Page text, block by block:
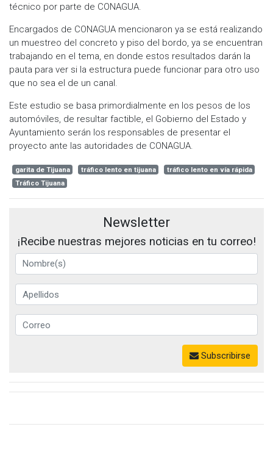
técnico por parte de CONAGUA.
Encargados de CONAGUA mencionaron ya se está realizando
un muestreo del concreto y piso del bordo, ya se encuentran
trabajando en el tema, en donde estos resultados darán la
pauta para ver si la estructura puede funcionar para otro uso
que no sea el de un canal.
Este estudio se basa primordialmente en los pesos de los
automóviles, de resultar factible, el Gobierno del Estado y
Ayuntamiento serán los responsables de presentar el
proyecto ante las autoridades de CONAGUA.
garita de Tijuana tráfico lento en tijuana
tráfico lento en vía rápida
Tráfico Tijuana
Newsletter
¡Recibe nuestras mejores noticias en tu correo!
Subscribirse